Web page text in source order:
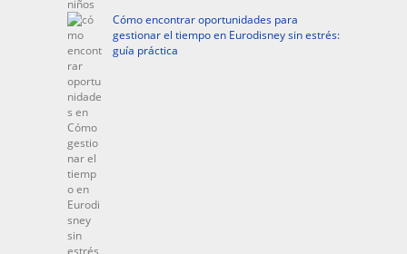
Cómo encontrar oportunidades para
gestionar el tiempo en Eurodisney sin estrés:
guía práctica